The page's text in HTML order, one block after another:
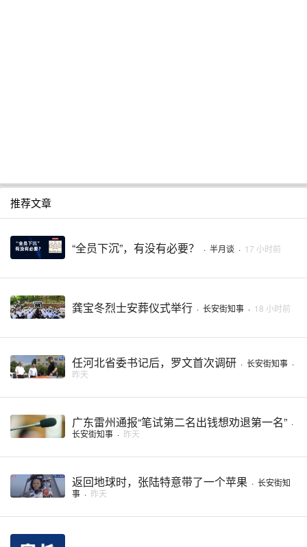
推荐文章
“全员下沉”，有没有必要？ · 半月谈 · 17 小时前
龚宝冬烈士安葬仪式举行 · 长安街知事 · 18 小时前
任河北省委书记后，罗文首次调研 · 长安街知事 ·
昨天
广东雷州通报“笔试第二名出钱想劝退第一名” ·
长安街知事 · 昨天
返回地球时，张陆特意带了一个苹果 · 长安街知
事 · 昨天